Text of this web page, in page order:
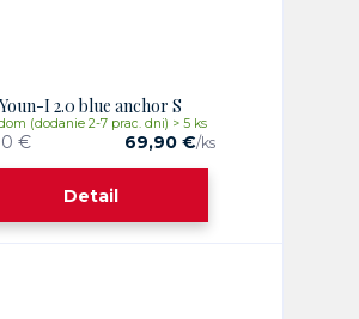
Youn-I 2.0 blue anchor S
€ 69,90 €/ks
(dodanie 2-7 prac. dni) > 5 ks
Detail